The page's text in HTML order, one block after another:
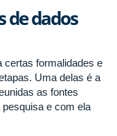
de dados
certas formalidades e
Uma delas é a
as fontes
e com ela